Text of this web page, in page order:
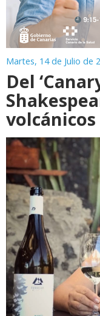
Martes, 14 de Julio de
Del